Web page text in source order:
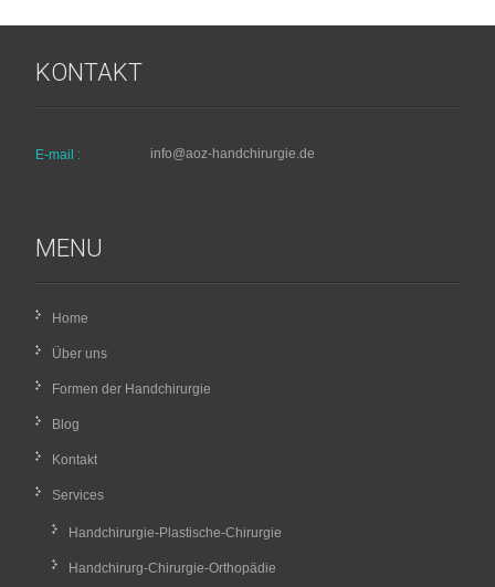
KONTAKT
E-mail : info@aoz-handchirurgie.de
MENU
Home
Über uns
Formen der Handchirurgie
Blog
Kontakt
Services
Handchirurgie-Plastische-Chirurgie
Handchirurg-Chirurgie-Orthopädie